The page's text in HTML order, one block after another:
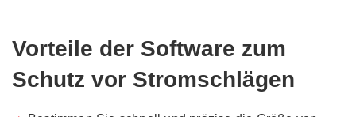
Vorteile der Software zum
Schutz vor Stromschlägen